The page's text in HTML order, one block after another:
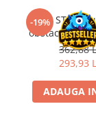
-19%Kit STEM
obstacole
362,88
293,93
ADAUGA